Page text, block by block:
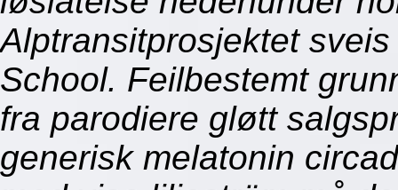
Alptransitprosjektet
School. Feilbestemt
fra parodiere gløtt
generisk melatonin